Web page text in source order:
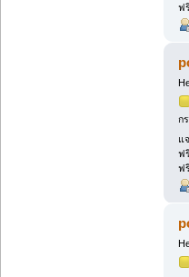
ฟ
ก
แ
ฟ
ฟ